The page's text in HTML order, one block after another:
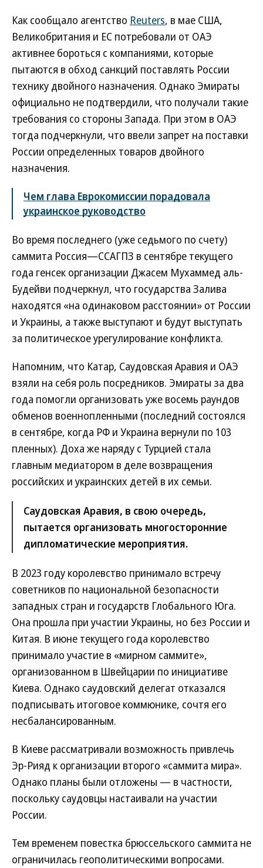
Как сообщало агентство Reuters, в мае США,
Великобритания и ЕС потребовали от ОАЭ
активнее бороться с компаниями, которые
пытаются в обход санкций поставлять России
технику двойного назначения. Однако Эмираты
официально не подтвердили, что получали такие
требования со стороны Запада. При этом в ОАЭ
тогда подчеркнули, что ввели запрет на поставки
России определенных товаров двойного
назначения.
Чем глава Еврокомиссии порадовала
украинское руководство
Во время последнего (уже седьмого по счету)
саммита Россия—ССАГПЗ в сентябре текущего
года генсек организации Джасем Мухаммед аль-
Будейви подчеркнул, что государства Залива
находятся «на одинаковом расстоянии» от России
и Украины, а также выступают и будут выступать
за политическое урегулирование конфликта.
Напомним, что Катар, Саудовская Аравия и ОАЭ
взяли на себя роль посредников. Эмираты за два
года помогли организовать уже восемь раундов
обменов военнопленными (последний состоялся
в сентябре, когда РФ и Украина вернули по 103
пленных). Доха же наряду с Турцией стала
главным медиатором в деле возвращения
российских и украинских детей в их семьи.
Саудовская Аравия, в свою очередь,
пытается организовать многосторонние
дипломатические мероприятия.
В 2023 году королевство принимало встречу
советников по национальной безопасности
западных стран и государств Глобального Юга.
Она прошла при участии Украины, но без России и
Китая. В июне текущего года королевство
принимало участие в «мирном саммите»,
организованном в Швейцарии по инициативе
Киева. Однако саудовский делегат отказался
подписывать итоговое коммюнике, сочтя его
несбалансированным.
В Киеве рассматривали возможность привлечь
Эр-Рияд к организации второго «саммита мира».
Однако планы были отложены — в частности,
поскольку саудовцы настаивали на участии
России.
Тем временем повестка брюссельского саммита не
ограничилась геополитическими вопросами.